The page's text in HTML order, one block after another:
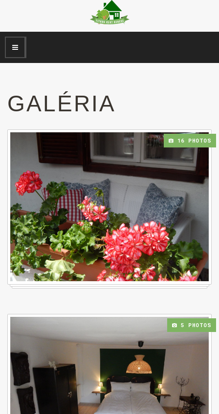
GALÉRIA
16 PHOTOS
5 PHOTOS